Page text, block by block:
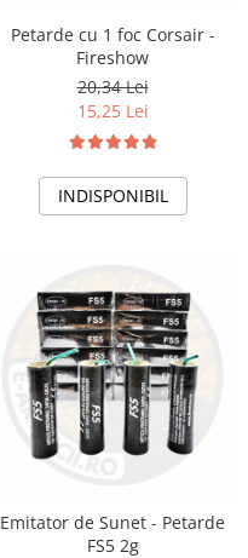
Petarde cu 1 foc Corsair -
Fireshow
20,34 Lei
15,25 Lei
INDISPONIBIL
Emitator de Sunet - Petarde
FS5 2g